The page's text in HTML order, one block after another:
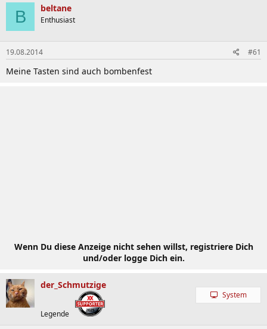
e
r
e
l
m
B beltane
Enthusiast
19.08.2014 #61
Meine Tasten sind auch bombenfest
Wenn Du diese Anzeige nicht sehen willst, registriere Dich
und/oder logge Dich ein.
der_Schmutzige
Legende
System